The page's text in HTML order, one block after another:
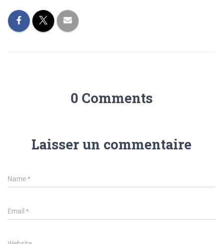
0 Comments
Laisser un commentaire
Name*
Email *